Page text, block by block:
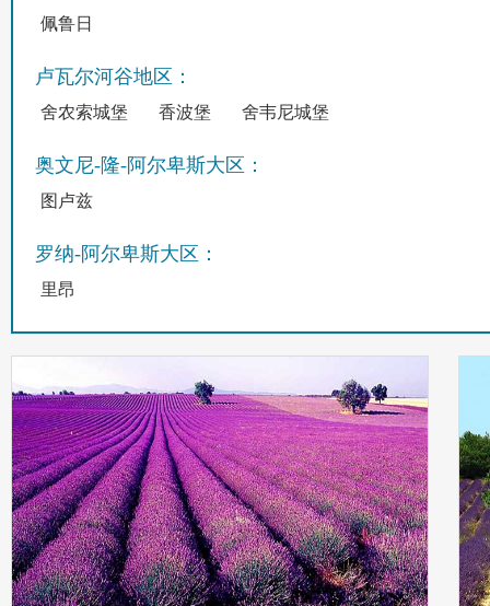
佩鲁日
卢瓦尔河谷地区：
舍农索城堡 香波堡 舍韦尼城堡
奥文尼-隆-阿尔卑斯大区：
图卢兹
罗纳-阿尔卑斯大区：
里昂